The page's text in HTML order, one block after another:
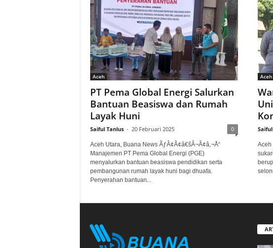
Aceh
PT Pema Global Energi Salurkan
Bantuan Beasiswa dan Rumah
Layak Huni
Saiful Tanlus - 20 Februari 2025 0
Aceh Utara, Buana News ÃƒÂ¢Ã¢â€šÂ¬Ã¢â‚¬Å“
Manajemen PT Pema Global Energi (PGE)
menyalurkan bantuan beasiswa pendidikan serta
pembangunan rumah layak huni bagi dhuafa.
Penyerahan bantuan...
Aceh
Aceh